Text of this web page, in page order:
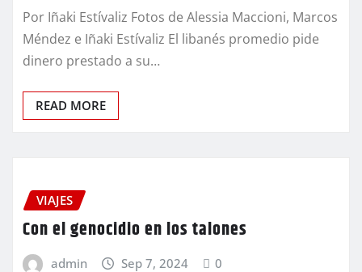
Por Iñaki Estívaliz Fotos de Alessia Maccioni, Marcos
Méndez e Iñaki Estívaliz El libanés promedio pide
dinero prestado a su…
READ MORE
VIAJES
Con el genocidio en los talones
admin Sep 7, 2024 0